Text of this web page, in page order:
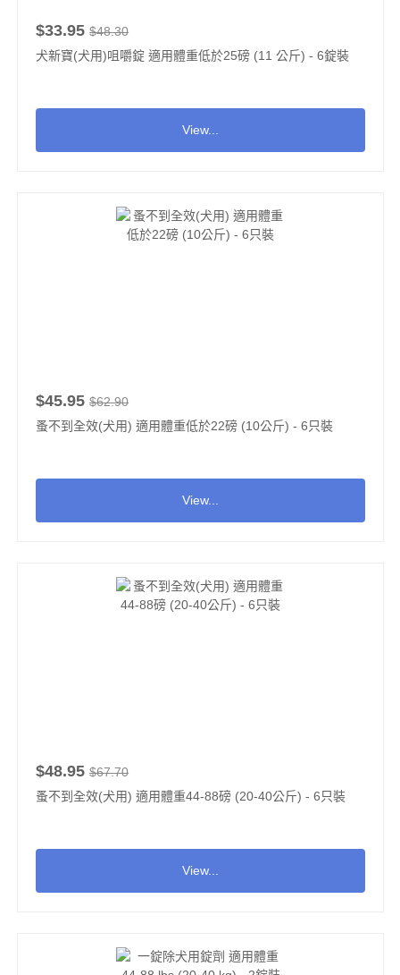
$33.95 $48.30
犬新寶(犬用)咀嚼錠 適用體重低於25磅 (11 公斤) - 6錠裝
View...
$45.95 $62.90
蚤不到全效(犬用) 適用體重低於22磅 (10公斤) - 6只裝
View...
$48.95 $67.70
蚤不到全效(犬用) 適用體重44-88磅 (20-40公斤) - 6只裝
View...